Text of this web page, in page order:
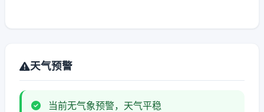
天气预警
当前无气象预警，天气平稳